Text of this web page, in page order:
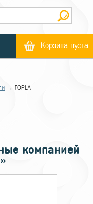
Корзина пуста
→ TOPLA
компанией